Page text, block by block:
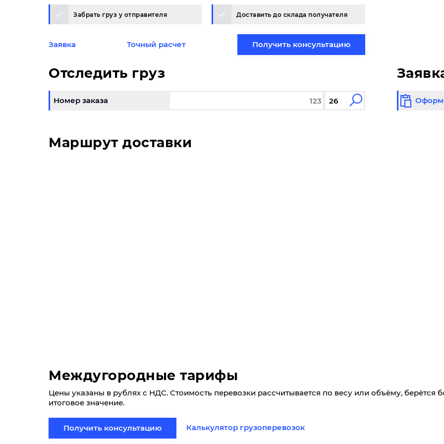
Забрать груз у отправителя Доставить до склада получателя
Заявка Точный расчет Получить консультацию
Отследить груз
Номер заказа
Маршрут доставки
Междугородные тарифы
Цены указаны в рублях с НДС. Стоимость перевозки рассчитывается по весу или объёму, берётся
итоговое значение.
Получить консультацию Калькулятор грузоперевозок